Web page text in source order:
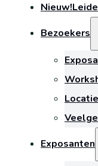
Nieuw!
Bezoekers
Exposanten